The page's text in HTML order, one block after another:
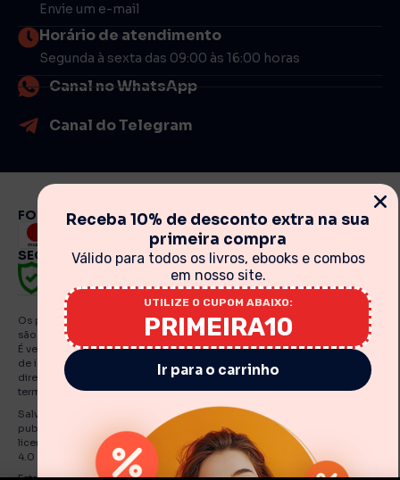
Envie um e-mail
Horário de atendimento
Segunda à sexta das 09:00 às 16:00 horas
Canal no WhatsApp
Canal do Telegram
FORMAS DE PAGAMENTO
SEGURANÇA
Os preços, promoções, condições de pagamento, frete e produtos
são válidos exclusivamente para compras realizadas via internet.
É vedada qualquer reprodução, total ou parcial, de qualquer elemento
de identidade, sem expressa autorização. A violação de qualquer
direito mencionado implicará na responsabilização cível e criminal nos
termos da Lei. Fotos meramente ilustrativas.
Salvo indicações em contrário, os e Books e artigos traduzidos e
publicados por O Estandarte de Cristo estão licenciadas de uma
licença Creative Commons Attribution-NonCommercial-No Derivatives
4.0 International Public.
Receba 10% de desconto extra na sua
primeira compra
Válido para todos os livros, ebooks e combos
em nosso site.
UTILIZE O CUPOM ABAIXO:
PRIMEIRA10
Ir para o carrinho